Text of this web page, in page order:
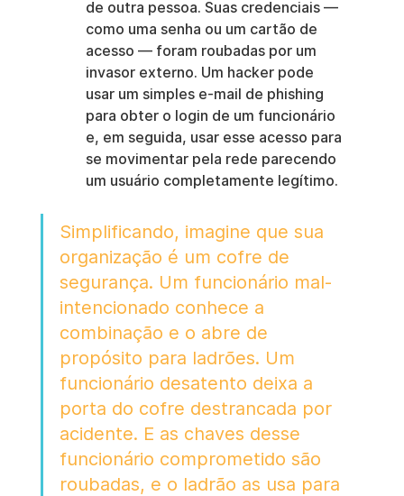
de outra pessoa. Suas credenciais —
como uma senha ou um cartão de
acesso — foram roubadas por um
invasor externo. Um hacker pode
usar um simples e-mail de phishing
para obter o login de um funcionário
e, em seguida, usar esse acesso para
se movimentar pela rede parecendo
um usuário completamente legítimo.
Simplificando, imagine que sua
organização é um cofre de
segurança. Um funcionário mal-
intencionado conhece a
combinação e o abre de
propósito para ladrões. Um
funcionário desatento deixa a
porta do cofre destrancada por
acidente. E as chaves desse
funcionário comprometido são
roubadas, e o ladrão as usa para